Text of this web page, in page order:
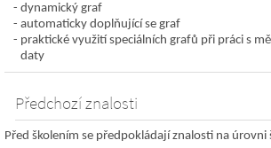
dynamický graf
automaticky doplňující se graf
praktické využití speciálních grafů při práci s
daty
Předchozí znalosti
Před školením se předpokládají znalosti na úrovni